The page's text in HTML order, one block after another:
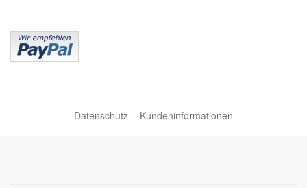
Datenschutz Kundeninformationen